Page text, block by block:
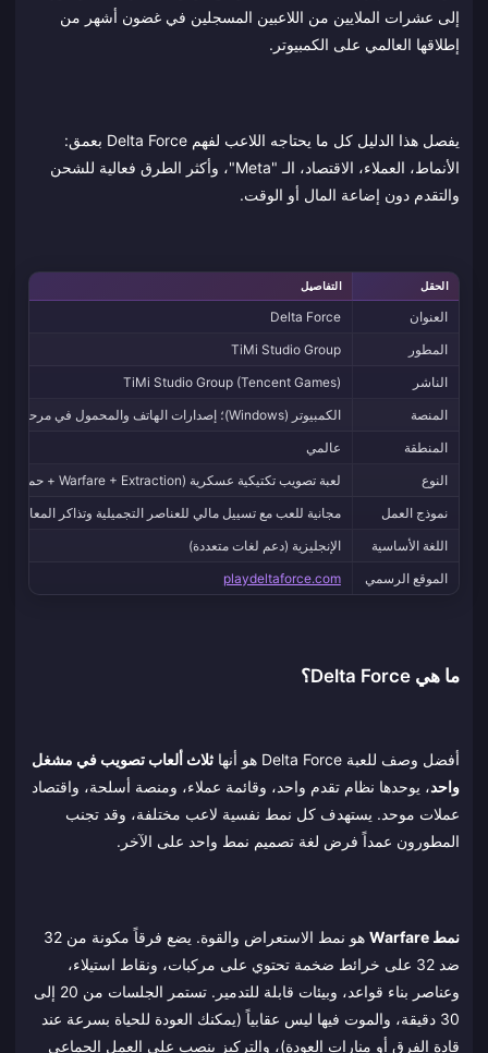
إلى عشرات الملايين من اللاعبين المسجلين في غضون أشهر من
إطلاقها العالمي على الكمبيوتر.
يفصل هذا الدليل كل ما يحتاجه اللاعب لفهم Delta Force بعمق:
الأنماط، العملاء، الاقتصاد، الـ "Meta"، وأكثر الطرق فعالية للشحن
والتقدم دون إضاعة المال أو الوقت.
الحقل التفاصيل
العنوان
Delta Force
المطور
TiMi Studio Group
الناشر
TiMi Studio Group (Tencent Games)
المنصة
الكمبيوتر (Windows)؛ إصدارات الهاتف والمحمول في مرحلة الإطلاق
المنطقة
عالمي
النوع
لعبة تصويب تكتيكية عسكرية (Warfare + Extraction + حملة تعاونية)
نموذج العمل
مجانية للعب مع تسييل مالي للعناصر التجميلية وتذاكر المعارك
اللغة الأساسية
الإنجليزية (دعم لغات متعددة)
الموقع الرسمي
playdeltaforce.com
ما هي Delta Force؟
أفضل وصف للعبة Delta Force هو أنها
ثلاث ألعاب تصويب في مشغل
واحد، يوحدها نظام تقدم واحد، وقائمة عملاء، ومنصة أسلحة، واقتصاد
عملات موحد. يستهدف كل نمط نفسية لاعب مختلفة، وقد تجنب
المطورون عمداً فرض لغة تصميم نمط واحد على الآخر.
نمط Warfare
هو نمط الاستعراض والقوة. يضع فرقاً مكونة من 32
ضد 32 على خرائط ضخمة تحتوي على مركبات، ونقاط استيلاء،
وعناصر بناء قواعد، وبيئات قابلة للتدمير. تستمر الجلسات من 20 إلى
30 دقيقة، والموت فيها ليس عقابياً (يمكنك العودة للحياة بسرعة عند
قادة الفرق أو منارات العودة)، والتركيز ينصب على العمل الجماعي